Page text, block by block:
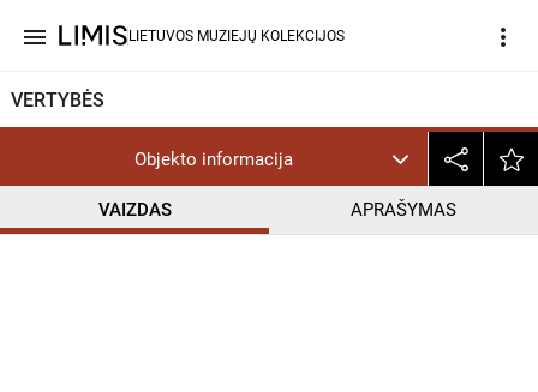
menu LIETUVOS MUZIEJŲ KOLEKCIJOS more_vert
VERTYBĖS
Objekto informacija
VAIZDAS APRAŠYMAS